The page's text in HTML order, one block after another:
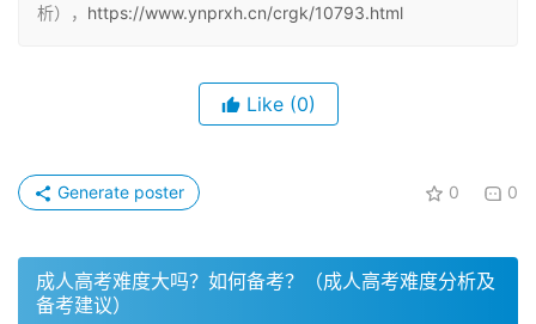
确认点进行报名确认。在现场确认的时候，考生可能会遇到
一些情况，需要做好充分的准备。
名、网上审核和网上缴费。考生去不去现场确认取决于报考
省份当年的政策，但仍有部分考生需要前往现场确认。
析）， https://www.ynprxh.cn/crgk/10793.html
Like (0)
0 0
Generate poster
成人高考难度大吗？如何备考？（成人高考难度分析及
备考建议）